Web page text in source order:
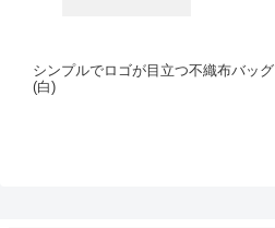
シンプルでロゴが目立つ不織布バッグ
(白)